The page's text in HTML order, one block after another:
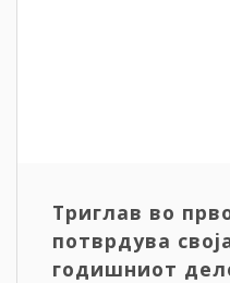
Триглав во
потврдува
годишниот